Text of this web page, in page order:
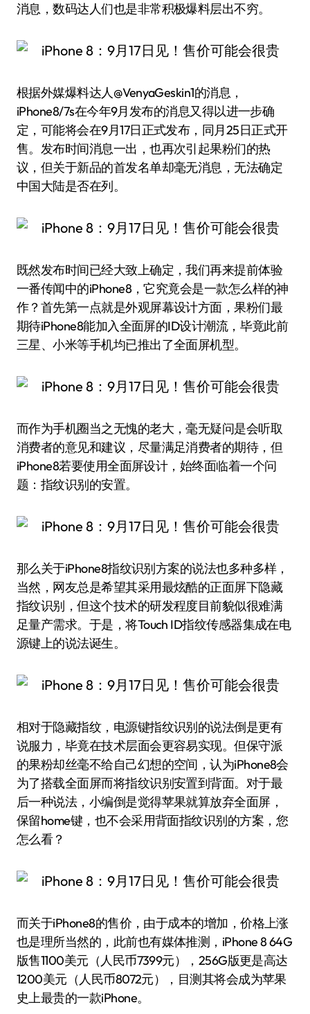
消息，数码达人们也是非常积极爆料层出不穷。
根据外媒爆料达人@VenyaGeskin1的消息，
iPhone8/7s在今年9月发布的消息又得以进一步确
定，可能将会在9月17日正式发布，同月25日正式开
售。发布时间消息一出，也再次引起果粉们的热
议，但关于新品的首发名单却毫无消息，无法确定
中国大陆是否在列。
既然发布时间已经大致上确定，我们再来提前体验
一番传闻中的iPhone8，它究竟会是一款怎么样的神
作？首先第一点就是外观屏幕设计方面，果粉们最
期待iPhone8能加入全面屏的ID设计潮流，毕竟此前
三星、小米等手机均已推出了全面屏机型。
而作为手机圈当之无愧的老大，毫无疑问是会听取
消费者的意见和建议，尽量满足消费者的期待，但
iPhone8若要使用全面屏设计，始终面临着一个问
题：指纹识别的安置。
那么关于iPhone8指纹识别方案的说法也多种多样，
当然，网友总是希望其采用最炫酷的正面屏下隐藏
指纹识别，但这个技术的研发程度目前貌似很难满
足量产需求。于是，将Touch ID指纹传感器集成在电
源键上的说法诞生。
相对于隐藏指纹，电源键指纹识别的说法倒是更有
说服力，毕竟在技术层面会更容易实现。但保守派
的果粉却丝毫不给自己幻想的空间，认为iPhone8会
为了搭载全面屏而将指纹识别安置到背面。对于最
后一种说法，小编倒是觉得苹果就算放弃全面屏，
保留home键，也不会采用背面指纹识别的方案，您
怎么看？
而关于iPhone8的售价，由于成本的增加，价格上涨
也是理所当然的，此前也有媒体推测，iPhone 8 64G
版售1100美元（人民币7399元），256G版更是高达
1200美元（人民币8072元），目测其将会成为苹果
史上最贵的一款iPhone。